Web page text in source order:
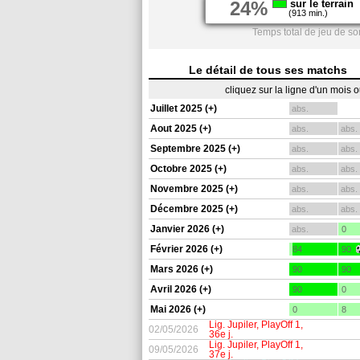
24% sur le terrain
(913 min.)
Temps total de jeu de
Le détail de tous ses matchs
cliquez sur la ligne d'un mois
Juillet 2025 (+)
abs.
Aout 2025 (+) abs. abs.
Septembre 2025 (+) abs. abs.
Octobre 2025 (+) abs. abs.
Novembre 2025 (+) abs. abs.
Décembre 2025 (+) abs. abs.
Janvier 2026 (+) abs. 0
Février 2026 (+) 84 90
Mars 2026 (+) 90 90
Avril 2026 (+) 90 0
Mai 2026 (+) 0 8
02/05/2026
Lig. Jupiler, PlayOff 1,
36e j.
09/05/2026
Lig. Jupiler, PlayOff 1,
37e j.